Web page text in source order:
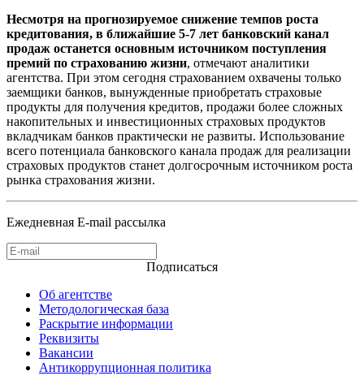
Несмотря на прогнозируемое снижение темпов роста
кредитования, в ближайшие 5-7 лет банковский канал
продаж останется основным источником поступления
премий по страхованию жизни, отмечают аналитики
агентства. При этом сегодня страхованием охвачены только
заемщики банков, вынужденные приобретать страховые
продукты для получения кредитов, продажи более сложных
накопительных и инвестиционных страховых продуктов
вкладчикам банков практически не развиты. Использование
всего потенциала банковского канала продаж для реализации
страховых продуктов станет долгосрочным источником роста
рынка страхования жизни.
Ежедневная E-mail рассылка
Подписаться
Об агентстве
Методологическая база
Раскрытие информации
Реквизиты
Вакансии
Антикоррупционная политика